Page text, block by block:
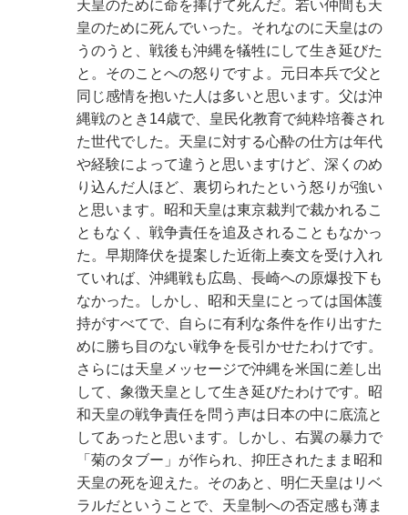
天皇のために命を捧げて死んだ。若い仲間も天
皇のために死んでいった。それなのに天皇はの
うのうと、戦後も沖縄を犠牲にして生き延びた
と。そのことへの怒りですよ。元日本兵で父と
同じ感情を抱いた人は多いと思います。父は沖
縄戦のとき14歳で、皇民化教育で純粋培養され
た世代でした。天皇に対する心酔の仕方は年代
や経験によって違うと思いますけど、深くのめ
り込んだ人ほど、裏切られたという怒りが強い
と思います。昭和天皇は東京裁判で裁かれるこ
ともなく、戦争責任を追及されることもなかっ
た。早期降伏を提案した近衛上奏文を受け入れ
ていれば、沖縄戦も広島、長崎への原爆投下も
なかった。しかし、昭和天皇にとっては国体護
持がすべてで、自らに有利な条件を作り出すた
めに勝ち目のない戦争を長引かせたわけです。
さらには天皇メッセージで沖縄を米国に差し出
して、象徴天皇として生き延びたわけです。昭
和天皇の戦争責任を問う声は日本の中に底流と
してあったと思います。しかし、右翼の暴力で
「菊のタブー」が作られ、抑圧されたまま昭和
天皇の死を迎えた。そのあと、明仁天皇はリベ
ラルだということで、天皇制への否定感も薄ま